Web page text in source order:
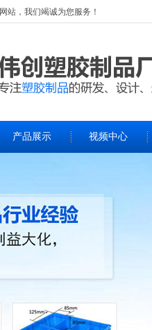
网站，我们竭诚为您服务！
产品展示 视频中心